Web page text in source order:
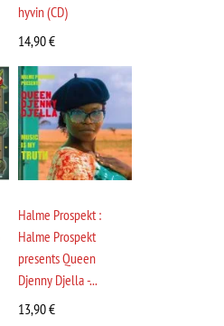
hyvin (CD)
14,90€
Halme Prospekt :
Halme Prospekt
presents Queen
Djenny Djella -...
13,90€